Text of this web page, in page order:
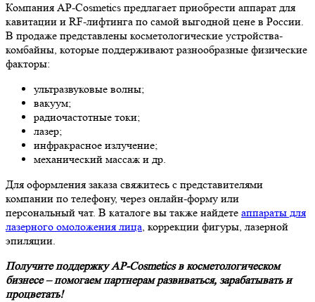
Компания AP-Cosmetics предлагает приобрести аппарат для
кавитации и RF-лифтинга по самой выгодной цене в России.
В продаже представлены косметологические устройства-
комбайны, которые поддерживают разнообразные физические
факторы:
ультразвуковые волны;
вакуум;
радиочастотные токи;
лазер;
инфракрасное излучение;
механический массаж и др.
Для оформления заказа свяжитесь с представителями
компании по телефону, через онлайн-форму или
персональный чат. В каталоге вы также найдете аппараты для
лазерного омоложения лица, коррекции фигуры, лазерной
эпиляции.
Получите поддержку AP-Cosmetics в косметологическом
бизнесе – помогаем партнерам развиваться, зарабатывать и
процветать!